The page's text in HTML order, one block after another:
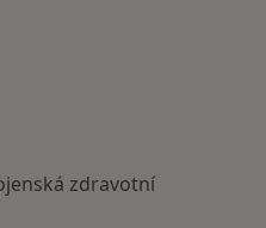
zdravotní